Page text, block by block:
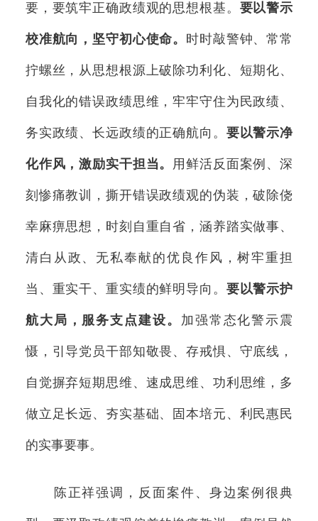
要，要筑牢正确政绩观的思想根基。 要以警示
校准航向，坚守初心使命。 时时敲警钟、常常
拧螺丝，从思想根源上破除功利化、短期化、
自我化的错误政绩思维，牢牢守住为民政绩、
务实政绩、长远政绩的正确航向。 要以警示净
化作风，激励实干担当。 用鲜活反面案例、深
刻惨痛教训，撕开错误政绩观的伪装，破除侥
幸麻痹思想，时刻自重自省，涵养踏实做事、
清白从政、无私奉献的优良作风，树牢重担
当、重实干、重实绩的鲜明导向。 要以警示护
航大局，服务支点建设。 加强常态化警示震
慑，引导党员干部知敬畏、存戒惧、守底线，
自觉摒弃短期思维、速成思维、功利思维，多
做立足长远、夯实基础、固本培元、利民惠民
的实事要事。
陈正祥强调，反面案件、身边案例很典